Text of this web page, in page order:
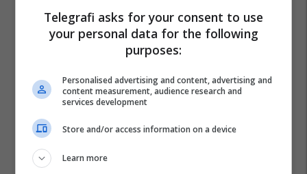
Telegrafi asks for your consent to use
your personal data for the following
purposes:
Personalised advertising and content, advertising and
content measurement, audience research and
services development
Store and/or access information on a device
Learn more